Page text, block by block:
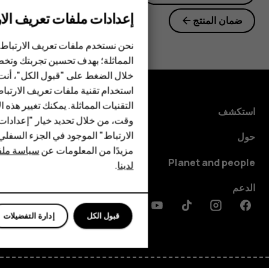
الهواتف الذكية
الهواتف المميزة
HMD Terra M
HMD DUB
HMD Watch
للأعمال
ضمان المنتج
استكشف
حول
Planet and people
الدعم
Facebook
Instagram
Tiktok
Youtube
Linkedin
Discord
إعدادات ملفات تعريف
نحن نستخدم ملفات تعريف
المماثلة؛ بهدف تحسين تجربتك
خلال الضغط على "قبول الكل"،
استخدام تقنية ملفات تعريف
التقنيات المماثلة. يمكنك تغيير
وقت، من خلال تحديد خيار
الارتباط" الموجود في الجزء
مزيدًا من المعلومات عنسياسة
لدينا.
إدارة التفضيلات قبول الكل